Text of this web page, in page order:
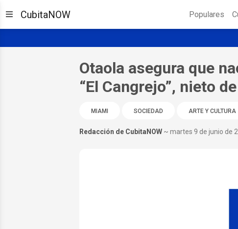
CubitaNOW Populares
Otaola asegura que
“El Cangrejo”, nieto
MIAMI SOCIEDAD ARTE Y CULTURA
Redacción de CubitaNOW ~ martes 9 de junio de